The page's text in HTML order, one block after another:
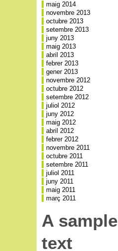
maig 2014
novembre 2013
octubre 2013
setembre 2013
juny 2013
maig 2013
abril 2013
febrer 2013
gener 2013
novembre 2012
octubre 2012
setembre 2012
juliol 2012
juny 2012
maig 2012
abril 2012
febrer 2012
novembre 2011
octubre 2011
setembre 2011
juliol 2011
juny 2011
maig 2011
març 2011
A sample
text